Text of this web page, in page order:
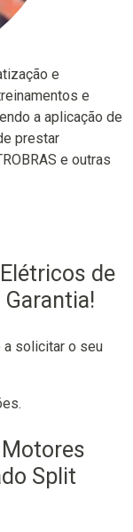
e
e
a aplicação de
prestar
e outras
de
a solicitar o seu
Split